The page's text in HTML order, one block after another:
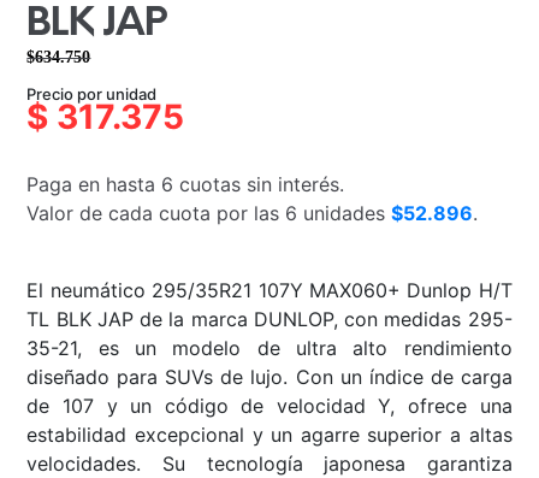
BLK JAP
$634.750
precio
original
$634.750.
precio
actual
$317.375.
Precio por unidad
$ 317.375
Paga en hasta 6 cuotas sin interés.
Valor de cada cuota por las 6 unidades$52.896.
El neumático 295/35R21 107Y MAX060+ Dunlop H/T
TL BLK JAP de la marca DUNLOP, con medidas 295-
35-21, es un modelo de ultra alto rendimiento
diseñado para SUVs de lujo. Con un índice de carga
de 107 y un código de velocidad Y, ofrece una
estabilidad excepcional y un agarre superior a altas
velocidades. Su tecnología japonesa garantiza